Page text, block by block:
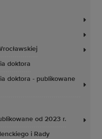
doktora
doktora - publikowane
od 2023 r.
i Rady